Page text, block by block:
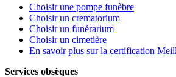
Choisir une pompe funèbre
Choisir un crematorium
Choisir un funérarium
Choisir un cimetière
En savoir plus sur la certification
Services obsèques